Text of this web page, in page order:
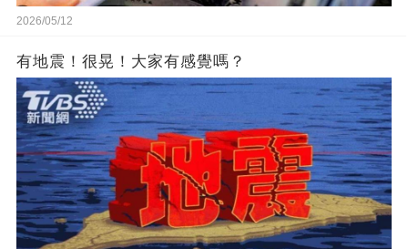
2026/05/12
有地震！很晃！大家有感覺嗎？